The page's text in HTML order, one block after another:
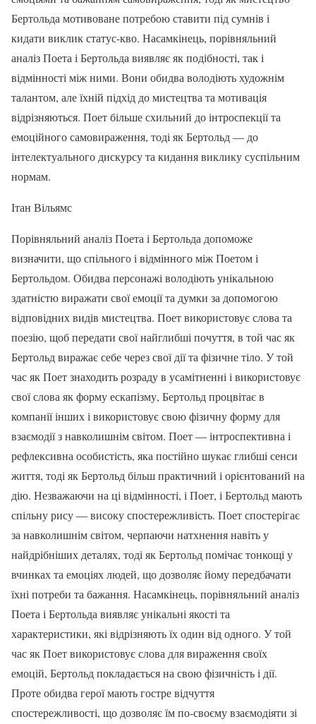
Бертольда мотивоване потребою ставити під сумнів і
кидати виклик статус-кво. Насамкінець, порівняльний
аналіз Поета і Бертольда виявляє як подібності, так і
відмінності між ними. Вони обидва володіють художнім
талантом, але їхній підхід до мистецтва та мотивація
відрізняються. Поет більше схильний до інтроспекції та
емоційного самовираження, тоді як Бертольд — до
інтелектуального дискурсу та кидання виклику суспільним
нормам.
Ітан Вільямс
Порівняльний аналіз Поета і Бертольда допоможе
визначити, що спільного і відмінного між Поетом і
Бертольдом. Обидва персонажі володіють унікальною
здатністю виражати свої емоції та думки за допомогою
відповідних видів мистецтва. Поет використовує слова та
поезію, щоб передати свої найглибші почуття, в той час як
Бертольд виражає себе через свої дії та фізичне тіло. У той
час як Поет знаходить розраду в усамітненні і використовує
свої слова як форму ескапізму, Бертольд процвітає в
компанії інших і використовує свою фізичну форму для
взаємодії з навколишнім світом. Поет — інтроспективна і
рефлексивна особистість, яка постійно шукає глибші сенси
життя, тоді як Бертольд більш практичний і орієнтований на
дію. Незважаючи на ці відмінності, і Поет, і Бертольд мають
спільну рису — високу спостережливість. Поет спостерігає
за навколишнім світом, черпаючи натхнення навіть у
найдрібніших деталях, тоді як Бертольд помічає тонкощі у
вчинках та емоціях людей, що дозволяє йому передбачати
їхні потреби та бажання. Насамкінець, порівняльний аналіз
Поета і Бертольда виявляє унікальні якості та
характеристики, які відрізняють їх один від одного. У той
час як Поет використовує слова для вираження своїх
емоцій, Бертольд покладається на свою фізичність і дії.
Проте обидва герої мають гостре відчуття
спостережливості, що дозволяє їм по-своєму взаємодіяти зі